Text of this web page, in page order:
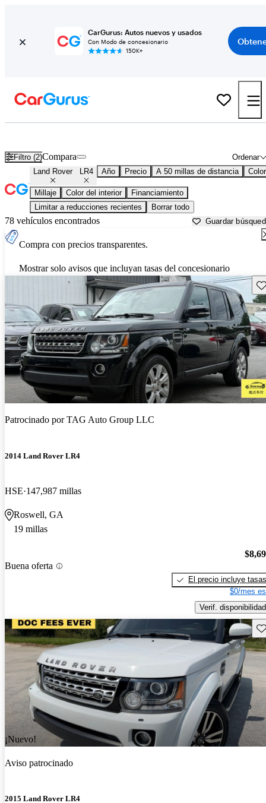
CarGurus: Autos nuevos y usados
Con Modo de concesionario
150K+
Filtro (2) Ordenar
Compara
Land Rover LR4 Año Precio A 50 millas de distancia Color
Millaje Color del interior
Financiamiento
Limitar a reducciones recientes
Borrar todo
78 vehículos encontrados Guardar
Compra con precios transparentes.
Mostrar solo avisos que incluyan tasas del concesionario
Patrocinado porTAG Auto Group LLC
2014 Land Rover LR4
HSE 147,987 millas
Roswell, GA
19 millas
Buena oferta
El precio incluye tasas
$0/mes
Verif. disponibilidad
¡Nuevo!
Aviso patrocinado
2015 Land Rover LR4